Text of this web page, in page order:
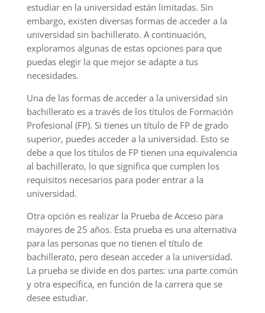
estudiar en la universidad están limitadas. Sin
embargo, existen diversas formas de acceder a la
universidad sin bachillerato. A continuación,
exploramos algunas de estas opciones para que
puedas elegir la que mejor se adapte a tus
necesidades.
Una de las formas de acceder a la universidad sin
bachillerato es a través de los títulos de Formación
Profesional (FP). Si tienes un título de FP de grado
superior, puedes acceder a la universidad. Esto se
debe a que los títulos de FP tienen una equivalencia
al bachillerato, lo que significa que cumplen los
requisitos necesarios para poder entrar a la
universidad.
Otra opción es realizar la Prueba de Acceso para
mayores de 25 años. Esta prueba es una alternativa
para las personas que no tienen el título de
bachillerato, pero desean acceder a la universidad.
La prueba se divide en dos partes: una parte común
y otra específica, en función de la carrera que se
desee estudiar.